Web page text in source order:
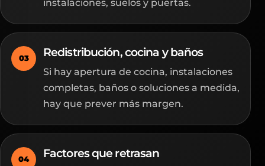
instalaciones, suelos y puertas.
03 Redistribución, cocina y baños
Si hay apertura de cocina, instalaciones
completas, baños o soluciones a medida,
hay que prever más margen.
04 Factores que retrasan